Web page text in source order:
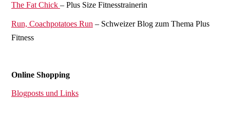
The Fat Chick – Plus Size Fitnesstrainerin
Run, Coachpotatoes Run – Schweizer Blog zum Thema Plus
Fitness
Online Shopping
Blogposts und Links